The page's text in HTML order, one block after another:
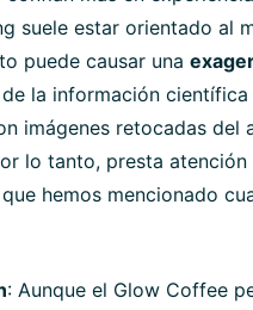
suele estar orientado al
puede causar una
de la información científica
imágenes retocadas del
lo tanto, presta
hemos mencionado
: Aunque el Glow Coffee